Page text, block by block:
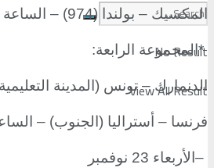
No Result
View All Result
المكسيك – بولندا (974) – الساعة 16:00
*المجموعة الرابعة:
الدنمارك – تونس (المدينة التعليمية) ـ
فرنسا – أستراليا (الجنوب) – الساعة
–الأربعاء 23 نوفمبر